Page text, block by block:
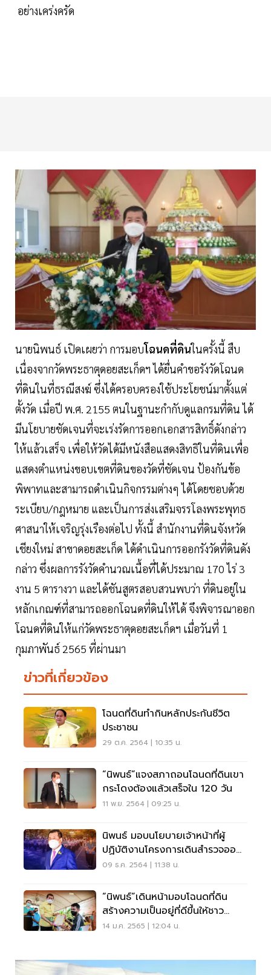
อย่างเคร่งครัด
นายนิพนธ์ เปิดเผยว่า การมอบโฉนดที่ดินในครั้งนี้ สืบ
เนื่องจากวัดพระธาตุดอยสะเก็ดฯ ได้ยื่นคำขอรังวัดโฉนด
ที่ดินในที่ธรณีสงฆ์ ซึ่งได้ครอบครองใช้ประโยชน์มาตั้งแต่
ตั้งวัด เมื่อปี พ.ศ. 2155 ตนในฐานะกำกับดูแลกรมที่ดิน ได้
มีนโยบายชัดเจนที่จะเร่งรัดการออกเอกสารสิทธิ์ดังกล่าว
ให้แล้วเสร็จ เพื่อให้วัดได้มีหนังสือแสดงสิทธิในที่ดินเพื่อ
แสดงตำแหน่งขอบเขตที่ดินของวัดที่ชัดเจน ป้องกันข้อ
พิพาทและสามารถดำเนินกิจกรรมต่างๆ ได้โดยชอบด้วย
ระเบียบ/กฎหมาย และเป็นการส่งเสริมจรรโลงพระพุทธ
ศาสนาให้เจริญรุ่งเรืองต่อไป ทั้งนี้ สำนักงานที่ดินจังหวัด
เชียงใหม่ สาขาดอยสะเก็ด ได้ดำเนินการออกรังวัดที่ดินดัง
กล่าว ซึ่งผลการรังวัดคำนวณเนื้อที่ได้ประมาณ 170 ไร่ 3
งาน 5 ตารางวา และได้ชันสูตรสอบสวนพบว่า ที่ดินอยู่ใน
หลักเกณฑ์ที่สามารถออกโฉนดที่ดินให้ได้ จึงพิจารณาออก
โฉนดที่ดินให้แก่วัดพระธาตุดอยสะเก็ดฯ เมื่อวันที่ 1
กุมภาพันธ์ 2565 ที่ผ่านมา
ข่าวที่เกี่ยวข้อง
โฉนดที่ดินทำกินหลักประกันชีวิต
ประชาชน
29 ต.ค. 2564 | 10:35 น.
“นิพนธ์”แจงสภาถอนโฉนดที่ดินเขา
กระโดงต้องแล้วเสร็จใน 120 วัน
11 พ.ย. 2564 | 09:25 น.
นิพนธ์ มอบนโยบายเจ้าหน้าที่ผู้
ปฏิบัติงานโครงการเดินสำรวจออก
โฉนดที่ดิน
09 ธ.ค. 2564 | 11:38 น.
“นิพนธ์”เดินหน้ามอบโฉนดที่ดิน
สร้างความเป็นอยู่ที่ดีขึ้นให้ชาว
สงขลา
14 ม.ค. 2565 | 12:04 น.